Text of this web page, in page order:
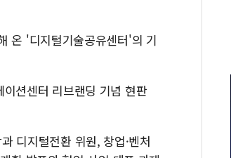
[뉴스핌 이 시각 PICK] 李, 오늘 부
제나벨, 배우 공승연 브랜드 모델
온 '디지털기술공유센터'의 기
션센터 리브랜딩 기념 현판
디지털전환 위원, 창업·벤처